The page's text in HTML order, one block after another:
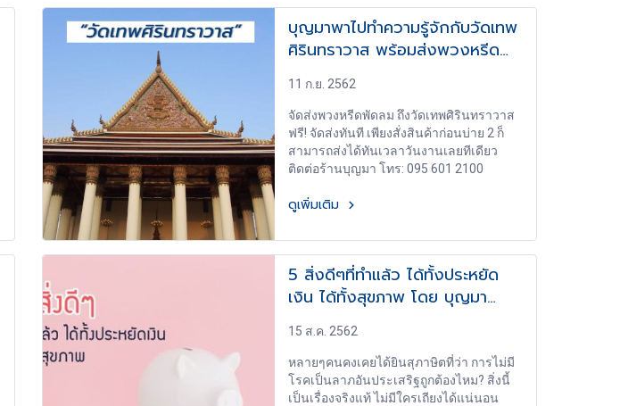
บุญมาพาไปทำความรู้จักกับวัดเทพ
ศิรินทราวาส พร้อมส่งพวงหรีด
พัดลมถึงสถานที่จัดงาน
11 ก.ย. 2562
จัดส่งพวงหรีดพัดลม ถึงวัดเทพศิรินทราวาส
ฟรี! จัดส่งทันที เพียงสั่งสินค้าก่อนบ่าย 2 ก็
สามารถส่งได้ทันเวลาวันงานเลยทีเดียว
ติดต่อร้านบุญมา โทร: 095 601 2100
ดูเพิ่มเติม
5 สิ่งดีๆที่ทำแล้ว ได้ทั้งประหยัด
เงิน ได้ทั้งสุขภาพ โดย บุญมา
พวงหรีด
15 ส.ค. 2562
หลายๆคนคงเคยได้ยินสุภาษิตที่ว่า การไม่มี
โรคเป็นลาภอันประเสริฐถูกต้องไหม? สิ่งนี้
เป็นเรื่องจริงแท้ ไม่มีใครเถียงได้แน่นอน